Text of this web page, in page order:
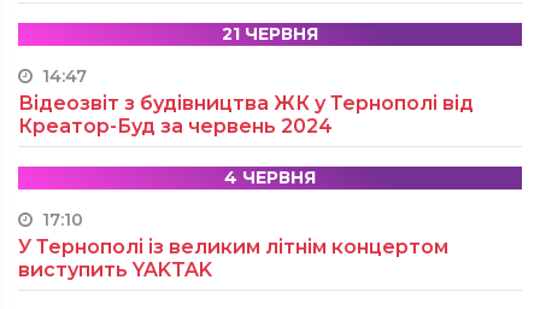
21 ЧЕРВНЯ
14:47
Відеозвіт з будівництва ЖК у Тернополі від
Креатор-Буд за червень 2024
4 ЧЕРВНЯ
17:10
У Тернополі із великим літнім концертом
виступить YAKTAK